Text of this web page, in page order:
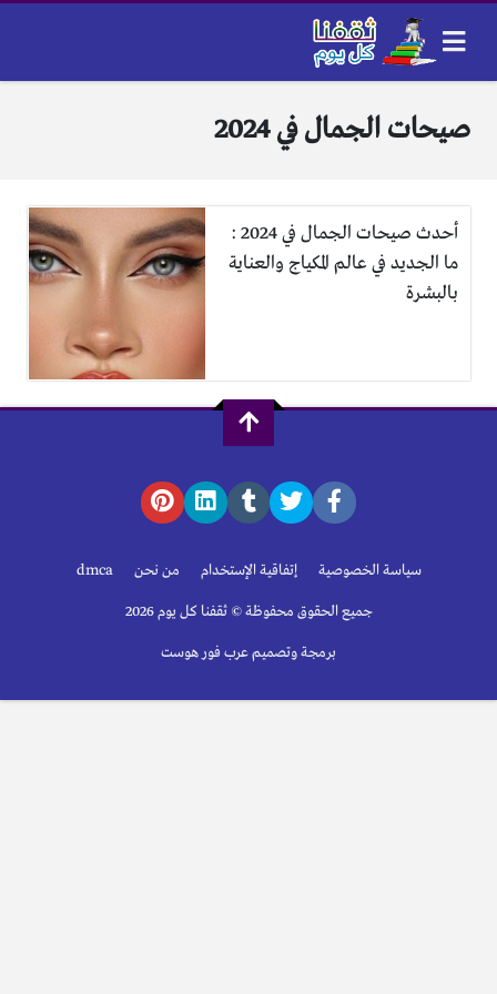
صيحات الجمال في 2024
أحدث صيحات الجمال في 2024 :
ما الجديد في عالم المكياج والعناية
بالبشرة
سياسة الخصوصية إتفاقية الإستخدام من نحن dmca
جميع الحقوق محفوظة © ثقفنا كل يوم 2026
برمجة وتصميم عرب فور هوست